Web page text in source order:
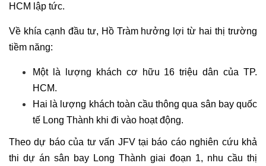
HCM lập tức.
Về khía cạnh đầu tư, Hồ Tràm hưởng lợi từ hai thị trường
tiềm năng:
Một là lượng khách cơ hữu 16 triệu dân của TP.
HCM.
Hai là lượng khách toàn cầu thông qua sân bay quốc
tế Long Thành khi đi vào hoạt động.
Theo dự báo của tư vấn JFV tại báo cáo nghiên cứu khả
thi dự án sân bay Long Thành giai đoạn 1, nhu cầu thị